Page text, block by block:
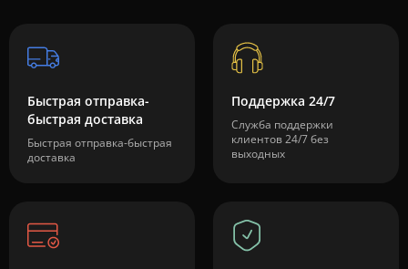
Быстрая отправка-
быстрая доставка
Быстрая отправка-быстрая
доставка
Поддержка 24/7
Служба поддержки
клиентов 24/7 без
выходных